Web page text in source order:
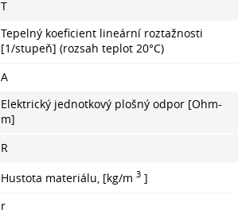
T
Tepelný koeficient lineární roztažnosti
[1/stupeň] (rozsah teplot 20°С)
A
Elektrický jednotkový plošný odpor [Ohm-
m]
R
Hustota materiálu, [kg/m 3 ]
r